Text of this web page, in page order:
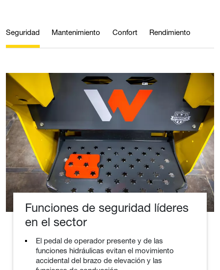
Seguridad Mantenimiento Confort Rendimiento
Funciones de seguridad líderes
en el sector
El pedal de operador presente y de las
funciones hidráulicas evitan el movimiento
accidental del brazo de elevación y las